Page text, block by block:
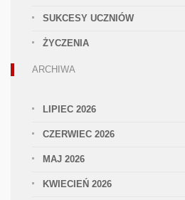
SUKCESY UCZNIÓW
ŻYCZENIA
ARCHIWA
LIPIEC 2026
CZERWIEC 2026
MAJ 2026
KWIECIEŃ 2026